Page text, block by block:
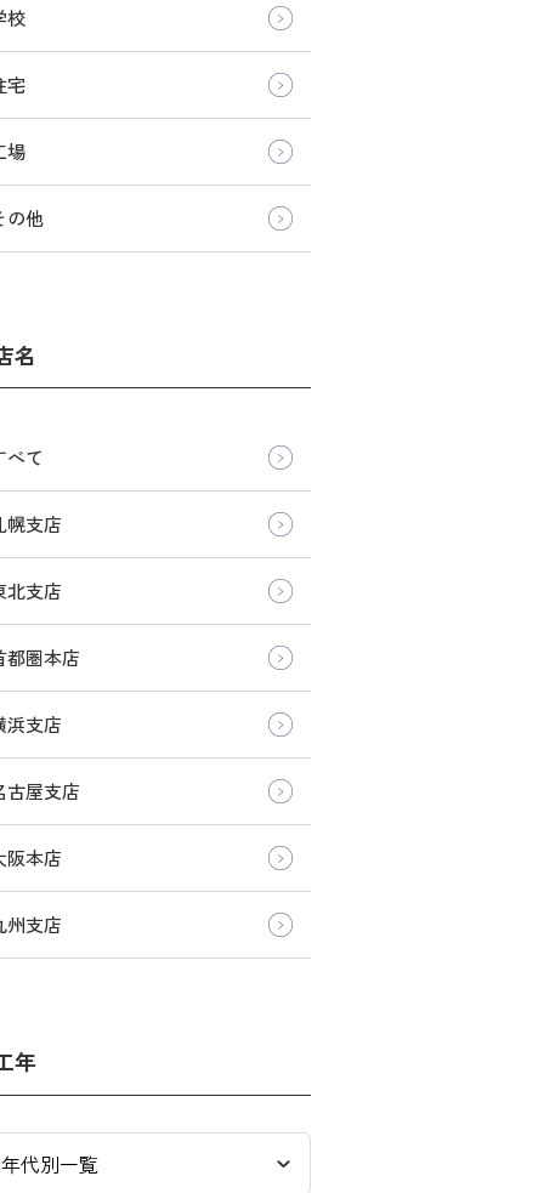
校
宅
場
の他
名
べて
幌支店
北支店
都圏本店
浜支店
古屋支店
阪本店
州支店
年